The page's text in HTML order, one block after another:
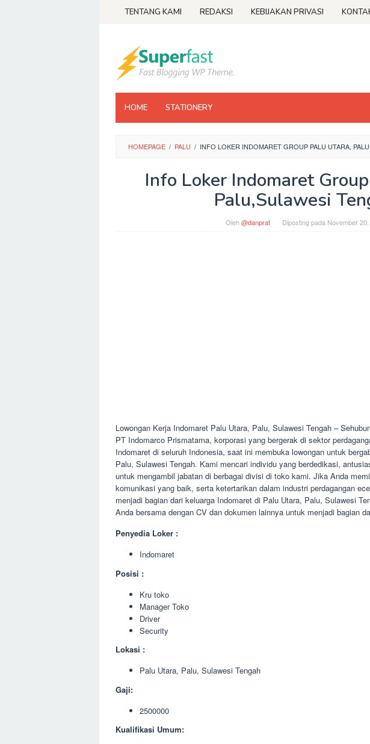
TENTANG KAMI REDAKSI KEBIJAKAN PRIVASI
HOME STATIONERY
HOMEPAGE / PALU / INFO LOKER INDOMARET GROUP PALU UTARA,
Info Loker Indomaret
Palu,Sulawesi
Oleh@danprat Diposting pada November
Lowongan Kerja Indomaret Palu Utara, Palu, Sulawesi Tengah –
PT Indomarco Prismatama, korporasi yang bergerak di sektor
Indomaret di seluruh Indonesia, saat ini membuka lowongan untuk
Palu, Sulawesi Tengah. Kami mencari individu yang berdedikasi,
untuk mengambil jabatan di berbagai divisi di toko kami. Jika Anda
komunikasi yang baik, serta ketertarikan dalam industri perdagangan
menjadi bagian dari keluarga Indomaret di Palu Utara, Palu, Sulawesi
Anda bersama dengan CV dan dokumen lainnya untuk menjadi bagian
Penyedia Loker :
Indomaret
Posisi :
Kru toko
Manager Toko
Driver
Security
Lokasi :
Palu Utara, Palu, Sulawesi Tengah
Gaji:
2500000
Kualifikasi Umum: